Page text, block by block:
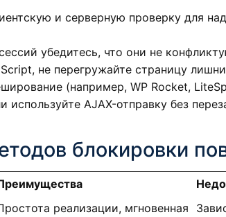
и серверную проверку для
убедитесь, что они не
не перегружайте страницу
(например, WP Rocket,
AJAX-отправку без
блокировки
реализации, мгновенная